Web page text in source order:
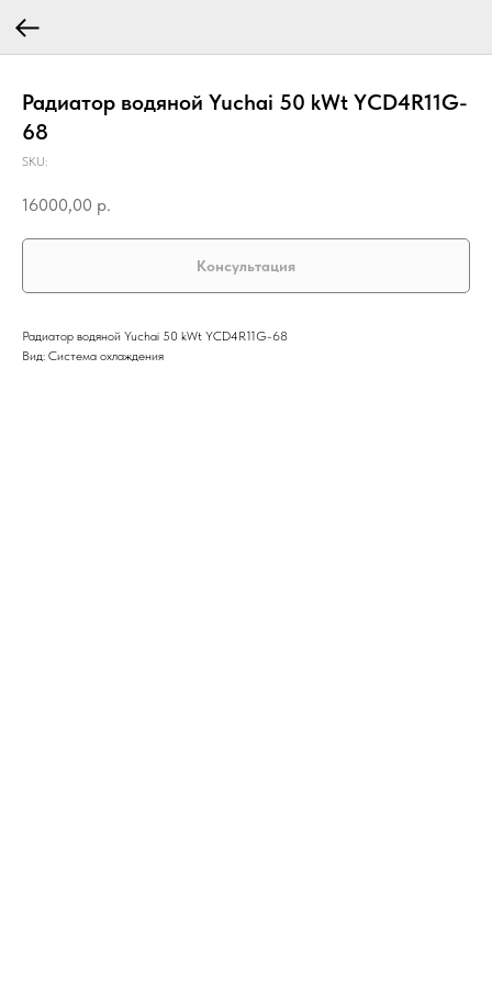
Радиатор водяной Yuchai 50 kWt YCD4R11G-
68
SKU:
16000,00 р.
Консультация
Радиатор водяной Yuchai 50 kWt YCD4R11G-68
Вид: Система охлаждения